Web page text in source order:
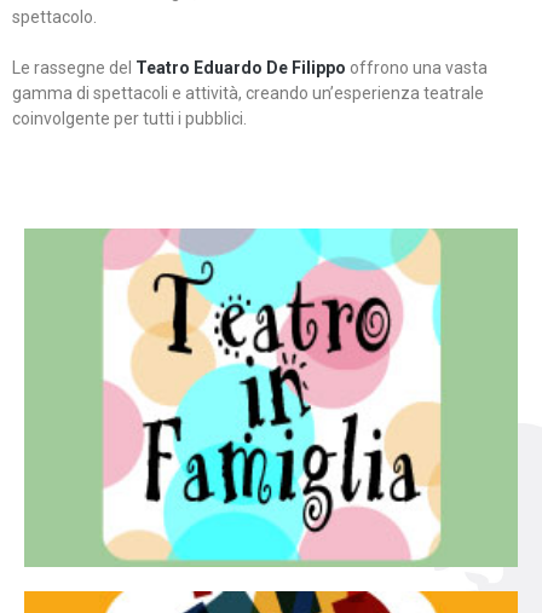
spettacolo.
Le rassegne del Teatro Eduardo De Filippo offrono una vasta
gamma di spettacoli e attività, creando un’esperienza teatrale
coinvolgente per tutti i pubblici.
Teatro in famiglia
Teatro In Famiglia è una rassegna di teatro concepita
per far condividere e godere del teatro all’intera
famiglia.
Continua